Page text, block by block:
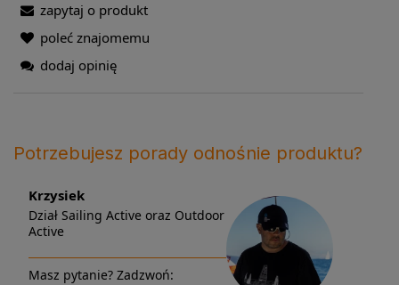
zapytaj o produkt
poleć znajomemu
dodaj opinię
Potrzebujesz porady odnośnie produktu?
Krzysiek
Dział Sailing Active oraz Outdoor
Active
Masz pytanie? Zadzwoń: